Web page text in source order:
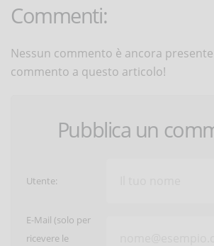
Commenti:
Nessun commento è ancora
commento a questo articolo!
Pubblica un
Utente:
E-Mail (solo per
ricevere le